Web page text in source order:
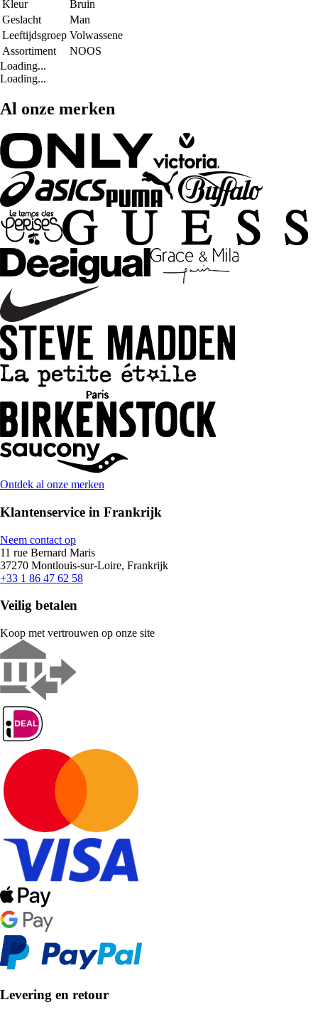
Kleur
Bruin
Geslacht
Man
Leeftijdsgroep Volwassene
Assortiment
NOOS
Loading...
Loading...
Al onze merken
Ontdek al onze merken
Klantenservice in Frankrijk
Neem contact op
11 rue Bernard Maris
37270 Montlouis-sur-Loire, Frankrijk
+33 1 86 47 62 58
Veilig betalen
Koop met vertrouwen op onze site
Levering en retour